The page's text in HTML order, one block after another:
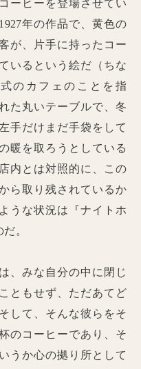
ーヒーを登場させてい
年の作品で、黄色の
が、片手に持ったコー
いるという絵だ（ちな
のカフェのことを指
た丸いテーブルで、冬
手だけまだ手袋をして
暖を取ろうとしている
内とは対照的に、この
ら取り残されているか
うな状況は『ナイトホ
。
、みな自分の中に閉じ
ともせず、ただあてど
して、そんな彼らをそ
のコーヒーであり、そ
うか心の拠り所として